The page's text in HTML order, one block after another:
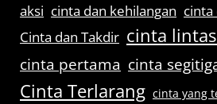
aksi cinta dan kehilangan cinta
Cinta dan Takdir cinta
cinta pertama cinta
Cinta Terlarang cinta yang